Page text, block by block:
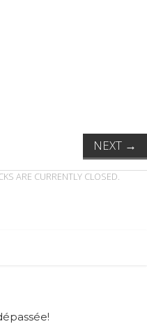
NEXT →
ARE CURRENTLY CLOSED.